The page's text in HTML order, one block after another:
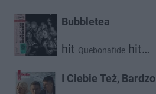
Bubbletea
hit Quebonafide hit
I Ciebie Też, Bardzo